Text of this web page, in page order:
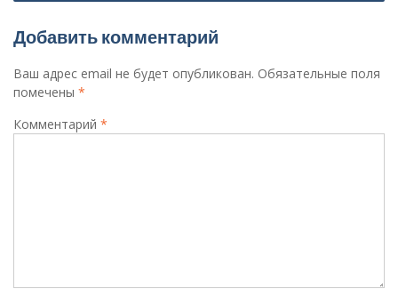
Добавить комментарий
Ваш адрес email не будет опубликован. Обязательные поля
помечены *
Комментарий *